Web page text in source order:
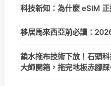
科技新知：為什麼 eSIM
移居馬來西亞前必讀：
鎖水拖布技術下放！石頭
大師開箱，拖完地板赤腳